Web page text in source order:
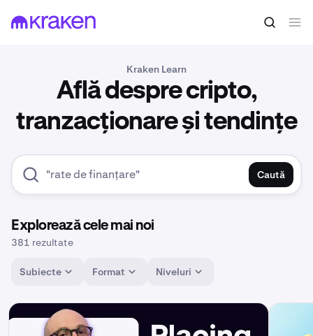
Kraken Learn
Află despre cripto,
tranzacționare și tendințe
Caută
Explorează cele mai noi
381 rezultate
Subiecte Format Niveluri